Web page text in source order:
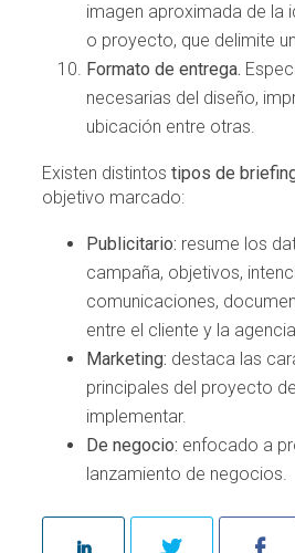
imagen aproximada de la
o proyecto, que delimite
Formato de entrega.
necesarias del diseño,
ubicación entre otras.
Existen distintostipos de
objetivo marcado:
Publicitario: resume los
campaña, objetivos,
comunicaciones,
entre el cliente y la
Marketing: destaca las
principales del proyecto
implementar.
De negocio: enfocado a
lanzamiento de negocios.